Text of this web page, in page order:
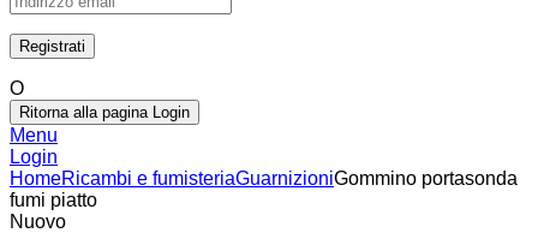
O
Ritorna alla pagina Login
Menu
Login
HomeRicambi e fumisteriaGuarnizioniGommino portasonda
fumi piatto
Nuovo